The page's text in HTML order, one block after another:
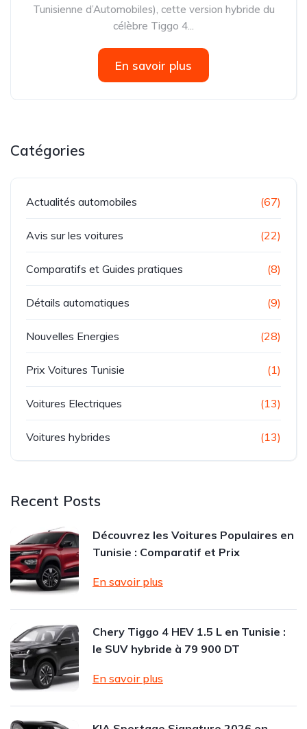
Tunisienne d’Automobiles), cette version hybride du
célèbre Tiggo 4...
En savoir plus
Catégories
Actualités automobiles (67)
Avis sur les voitures (22)
Comparatifs et Guides pratiques (8)
Détails automatiques (9)
Nouvelles Energies (28)
Prix Voitures Tunisie (1)
Voitures Electriques (13)
Voitures hybrides (13)
Recent Posts
Découvrez les Voitures Populaires en
Tunisie : Comparatif et Prix
En savoir plus
Chery Tiggo 4 HEV 1.5 L en Tunisie :
le SUV hybride à 79 900 DT
En savoir plus